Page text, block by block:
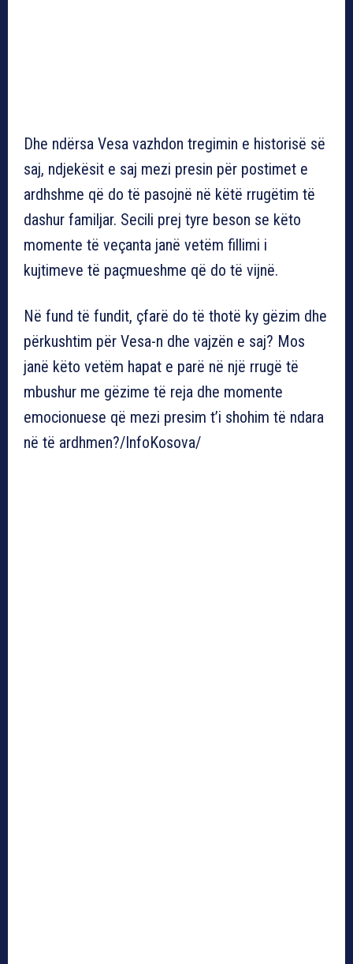
Dhe ndërsa Vesa vazhdon tregimin e historisë së
saj, ndjekësit e saj mezi presin për postimet e
ardhshme që do të pasojnë në këtë rrugëtim të
dashur familjar. Secili prej tyre beson se këto
momente të veçanta janë vetëm fillimi i
kujtimeve të paçmueshme që do të vijnë.
Në fund të fundit, çfarë do të thotë ky gëzim dhe
përkushtim për Vesa-n dhe vajzën e saj? Mos
janë këto vetëm hapat e parë në një rrugë të
mbushur me gëzime të reja dhe momente
emocionuese që mezi presim t’i shohim të ndara
në të ardhmen?/InfoKosova/